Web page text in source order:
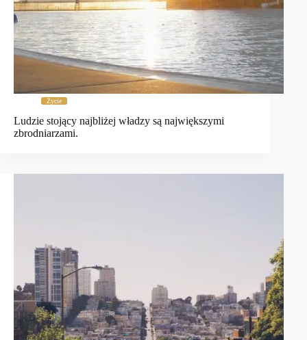
Życie
Ludzie stojący najbliżej władzy są największymi
zbrodniarzami.